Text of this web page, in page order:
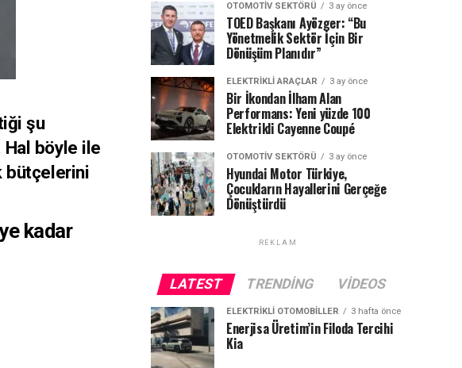
şu
Hal böyle ile
bütçelerini
kadar
OTOMOTIV SEKTÖRÜ 3 ay önce
TOED Başkanı Ayözger: “Bu
Yönetmelik Sektör İçin Bir
Dönüşüm Planıdır”
ELEKTRIKLI ARAÇLAR 3 ay önce
Bir İkondan İlham Alan
Performans: Yeni yüzde 100
Elektrikli Cayenne Coupé
OTOMOTIV SEKTÖRÜ 3 ay önce
Hyundai Motor Türkiye,
Çocukların Hayallerini Gerçeğe
Dönüştürdü
REKLAM
LATEST TRENDING VIDEOS
ELEKTRIKLI OTOMOBILLER 3 hafta önce
Enerjisa Üretim’in Filoda Tercihi
Kia